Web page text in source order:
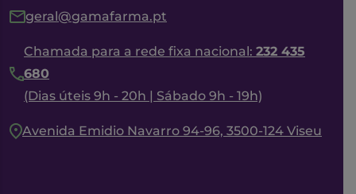
geral@gamafarma.pt
Chamada para a rede fixa nacional: 232 435
680
(Dias úteis 9h - 20h | Sábado 9h - 19h)
Avenida Emidio Navarro 94-96, 3500-124 Viseu